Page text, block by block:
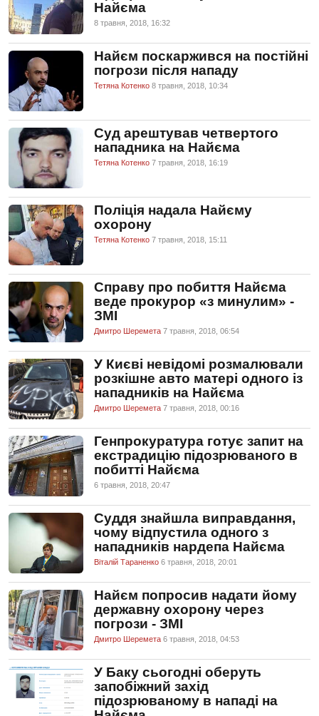
Найєма
8 травня, 2018, 16:32
Найєм поскаржився на постійні
погрози після нападу
Тетяна Котенко 8 травня, 2018, 10:34
Суд арештував четвертого
нападника на Найєма
Тетяна Котенко 7 травня, 2018, 16:19
Поліція надала Найєму
охорону
Тетяна Котенко 7 травня, 2018, 15:11
Справу про побиття Найєма
веде прокурор «з минулим» -
ЗМІ
Дмитро Шеремета 7 травня, 2018, 06:54
У Києві невідомі розмалювали
розкішне авто матері одного із
нападників на Найєма
Дмитро Шеремета 7 травня, 2018, 00:16
Генпрокуратура готує запит на
екстрадицію підозрюваного в
побитті Найєма
6 травня, 2018, 20:47
Суддя знайшла виправдання,
чому відпустила одного з
нападників нардепа Найєма
Віталій Тараненко 6 травня, 2018, 20:01
Найєм попросив надати йому
державну охорону через
погрози - ЗМІ
Дмитро Шеремета 6 травня, 2018, 04:53
У Баку сьогодні оберуть
запобіжний захід
підозрюваному в нападі на